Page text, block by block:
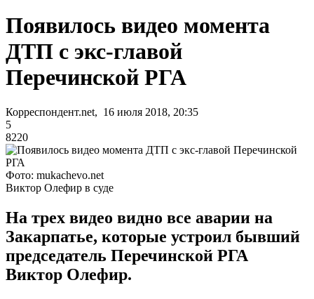
Появилось видео момента
ДТП с экс-главой
Перечинской РГА
Корреспондент.net, 16 июля 2018, 20:35
5
8220
Фото: mukachevo.net
Виктор Олефир в суде
На трех видео видно все аварии на
Закарпатье, которые устроил бывший
председатель Перечинской РГА
Виктор Олефир.